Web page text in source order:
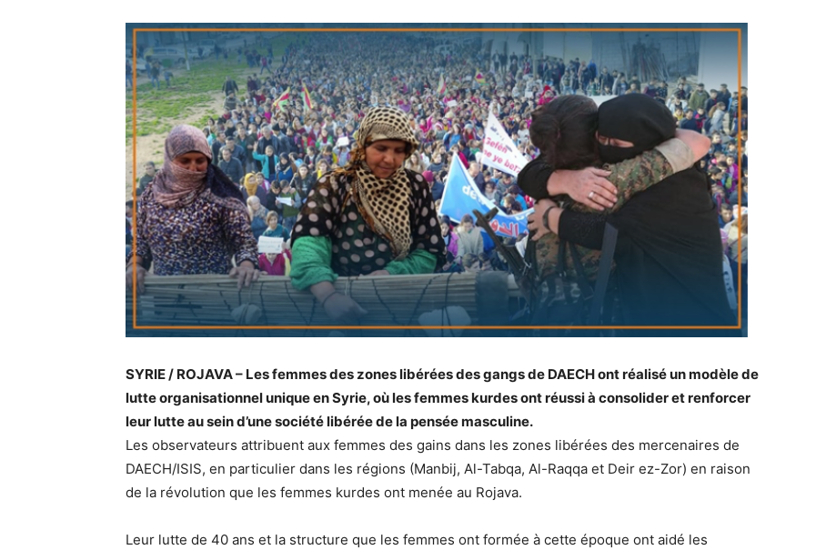
SYRIE / ROJAVA – Les femmes des zones libérées des gangs de DAECH ont réalisé un modèle de
lutte organisationnel unique en Syrie, où les femmes kurdes ont réussi à consolider et renforcer
leur lutte au sein d’une société libérée de la pensée masculine.
Les observateurs attribuent aux femmes des gains dans les zones libérées des mercenaires de
DAECH/ISIS, en particulier dans les régions (Manbij, Al-Tabqa, Al-Raqqa et Deir ez-Zor) en raison
de la révolution que les femmes kurdes ont menée au Rojava.
Leur lutte de 40 ans et la structure que les femmes ont formée à cette époque ont aidé les